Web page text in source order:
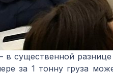
в существенной
за 1 тонну груза